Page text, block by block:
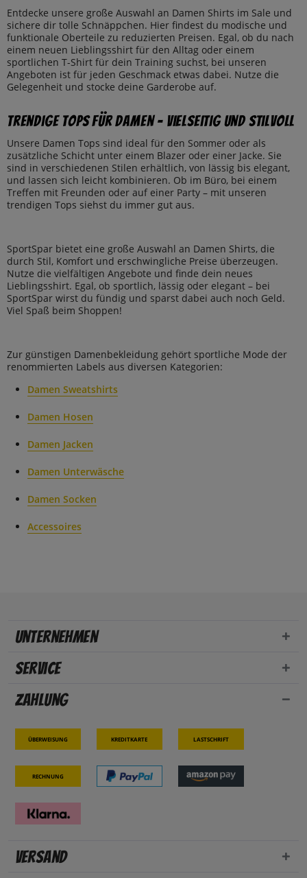
Entdecke unsere große Auswahl an Damen Shirts im Sale und
sichere dir tolle Schnäppchen. Hier findest du modische und
funktionale Oberteile zu reduzierten Preisen. Egal, ob du nach
einem neuen Lieblingsshirt für den Alltag oder einem
sportlichen T-Shirt für dein Training suchst, bei unseren
Angeboten ist für jeden Geschmack etwas dabei. Nutze die
Gelegenheit und stocke deine Garderobe auf.
Trendige Tops für Damen – Vielseitig und stilvoll
Unsere Damen Tops sind ideal für den Sommer oder als
zusätzliche Schicht unter einem Blazer oder einer Jacke. Sie
sind in verschiedenen Stilen erhältlich, von lässig bis elegant,
und lassen sich leicht kombinieren. Ob im Büro, bei einem
Treffen mit Freunden oder auf einer Party – mit unseren
trendigen Tops siehst du immer gut aus.
SportSpar bietet eine große Auswahl an Damen Shirts, die
durch Stil, Komfort und erschwingliche Preise überzeugen.
Nutze die vielfältigen Angebote und finde dein neues
Lieblingsshirt. Egal, ob sportlich, lässig oder elegant – bei
SportSpar wirst du fündig und sparst dabei auch noch Geld.
Viel Spaß beim Shoppen!
Zur günstigen Damenbekleidung gehört sportliche Mode der
renommierten Labels aus diversen Kategorien:
Damen Sweatshirts
Damen Hosen
Damen Jacken
Damen Unterwäsche
Damen Socken
Accessoires
Unternehmen
Service
Zahlung
Überweisung Kreditkarte Lastschrift
Rechnung
Versand